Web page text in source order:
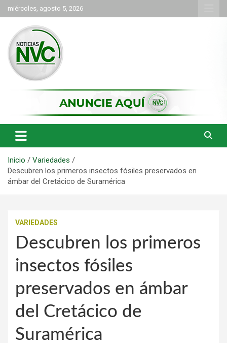
Saltar
al
contenido
miércoles, agosto 5, 2026
NVC Noticias
Inicio
Variedades
Descubren los primeros insectos fósiles preservados en
ámbar del Cretácico de Suramérica
VARIEDADES
Descubren los primeros
insectos fósiles
preservados en ámbar
del Cretácico de
Suramérica